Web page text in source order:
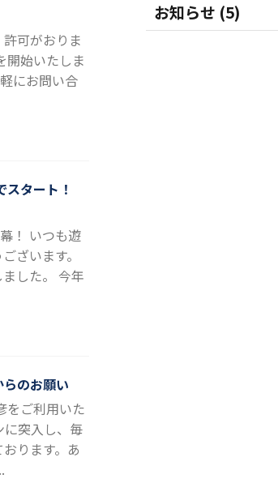
可がおりま
開始いたしま
にお問い合
スタート！
！ いつも遊
ざいます。
した。 今年
のお願い
をご利用いた
に突入し、毎
ります。あ
お知らせ (5)